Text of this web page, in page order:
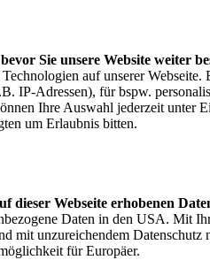
Sie unsere Website weiter
auf unserer
IP-Adressen), für bspw.
Ihre Auswahl jederzeit unter
um Erlaubnis bitten.
dieser Webseite erhobenen
Daten in den USA. Mit
mit unzureichendem Datenschutz
für Europäer.